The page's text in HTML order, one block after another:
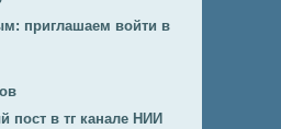
приглашаем войти в
пост в тг канале НИИ